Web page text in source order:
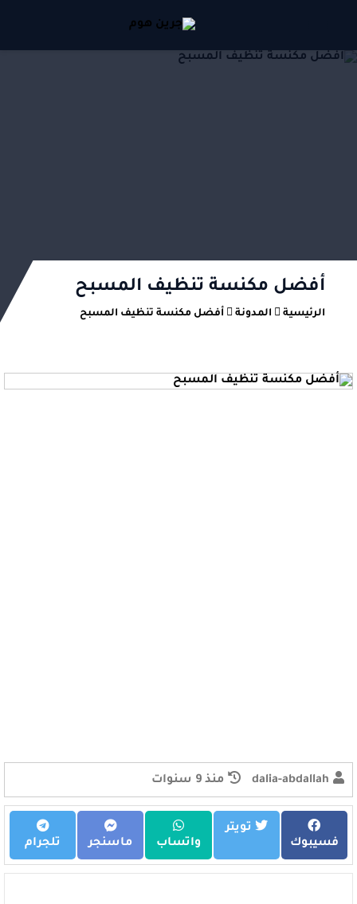
أفضل مكنسة تنظيف المسبح
الرئيسية المدونة أفضل مكنسة تنظيف المسبح
dalia-abdallah منذ 9 سنوات
فسيبوك
تويتر
واتساب
ماسنجر تلجرام